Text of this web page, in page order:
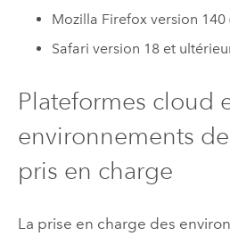
Mozilla Firefox version 140
Safari version 18 et
Plateformes cloud
environnements
pris en charge
La prise en charge des